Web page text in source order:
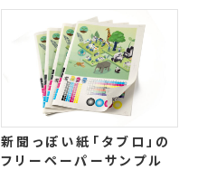
新聞っぽい紙「タブロ」の
フリーペーパーサンプル